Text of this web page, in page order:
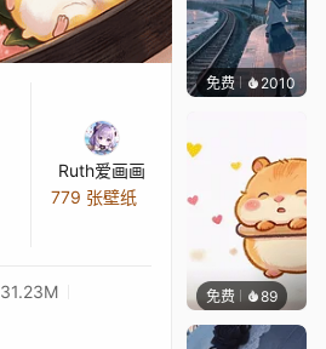
Ruth爱画画
779 张壁纸
31.23M
免费 2010辰东
免费 89 渔小小